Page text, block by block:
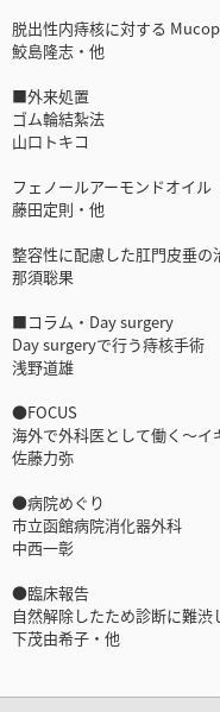
脱出性内痔核に対する
鮫島隆志・他
■外来処置
ゴム輪結紮法
山口トキコ
フェノールアーモンドオイル
藤田定則・他
整容性に配慮した肛門皮垂の
那須聡果
■コラム・Day surgery
Day surgeryで行う痔核手術
浅野道雄
●FOCUS
海外で外科医として働く～イ
佐藤力弥
●病院めぐり
市立函館病院消化器外科
中西一彰
●臨床報告
自然解除したため診断に難
下茂由希子・他